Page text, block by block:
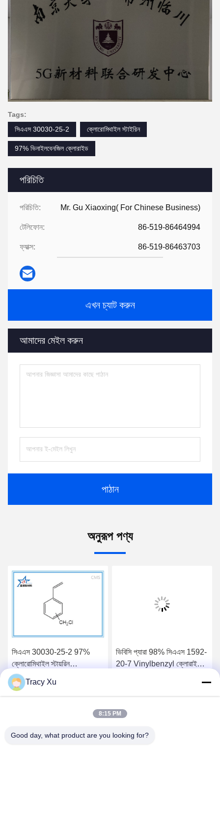
পরিচিতি
পরিচিতি: Mr. Gu Xiaoxing( For Chinese Business)
টেলিফোন: 86-519-86464994
ফ্যাক্স: 86-519-86463703
এখন চ্যাট করুন
আমাদের মেইল করুন
পাঠান
Tags:
সিএএস 30030-25-2
ক্লোরোমিথাইল স্টাইরিন
97% ভিনাইলবেনজিল ক্লোরাইড
অনুরূপ পণ্য
সিএএস 30030-25-2 97%
ক্লোরোমিথাইল স্টায়রিন
প্রস্তুতকারক রাবার যুক্ত
সেরা দাম পান
ভিবিসি প্যারা 98% সিএএস 1592-
20-7 Vinylbenzyl ক্লোরাইড
সেরা দাম পান
Tracy Xu
8:15 PM
Good day, what product are you looking for?